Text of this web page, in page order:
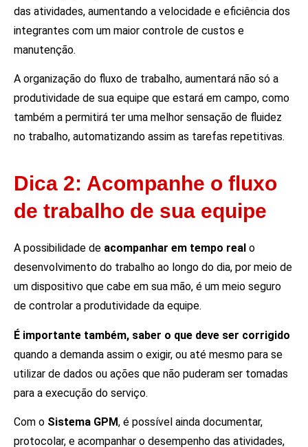
das atividades, aumentando a velocidade e eficiência dos
integrantes com um maior controle de custos e
manutenção.
A organização do fluxo de trabalho, aumentará não só a
produtividade de sua equipe que estará em campo, como
também a permitirá ter uma melhor sensação de fluidez
no trabalho, automatizando assim as tarefas repetitivas.
Dica 2: Acompanhe o fluxo
de trabalho de sua equipe
A possibilidade de acompanhar em tempo real o
desenvolvimento do trabalho ao longo do dia, por meio de
um dispositivo que cabe em sua mão, é um meio seguro
de controlar a produtividade da equipe.
É importante também, saber o que deve ser corrigido
quando a demanda assim o exigir, ou até mesmo para se
utilizar de dados ou ações que não puderam ser tomadas
para a execução do serviço.
Com o Sistema GPM, é possível ainda documentar,
protocolar, e acompanhar o desempenho das atividades,